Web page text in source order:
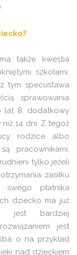
także kwestia
szkołami,
tym specustawa
sprawowania
lat 8, dodatkowy
niż 14 dni. Z tegoż
rodzice albo
pracownikami,
tylko jeżeli
zasiłku
swego płatnika
dziecko ma już
jest bardziej
jest
o na przykład
nad dzieckiem